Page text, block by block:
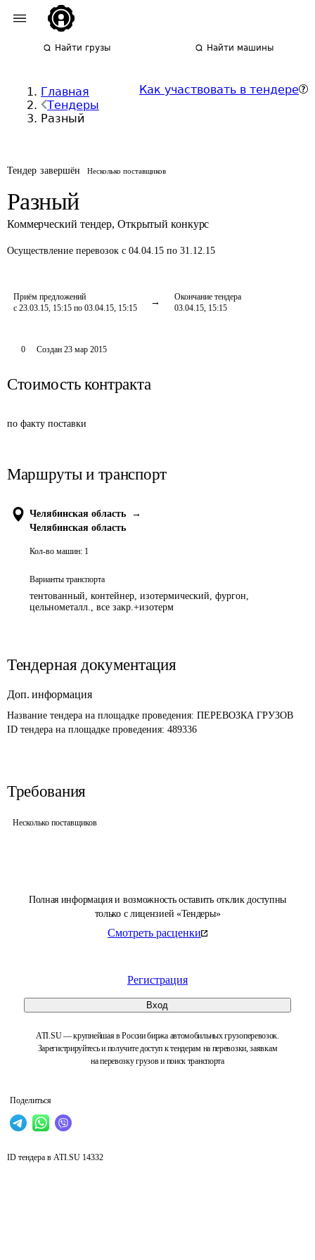
Найти грузы Найти машины
Главная
Тендеры
Разный
Как участвовать в тендере
Тендер завершён Несколько поставщиков
Разный
Коммерческий тендер, Открытый конкурс
Осуществление перевозок с 04.04.15 по 31.12.15
Приём предложений
с 23.03.15, 15:15 по 03.04.15, 15:15
Окончание тендера
03.04.15, 15:15
Полная информация и возможность оставить отклик доступны
только с лицензией «Тендеры»
Смотреть расценки
Регистрация
Вход
ATI.SU — крупнейшая в России биржа автомобильных грузоперевозок.
Зарегистрируйтесь и получите доступ к тендерам на перевозки, заявкам
на перевозку грузов и поиск транспорта
Поделиться
0 Создан 23 мар 2015
Стоимость контракта
по факту поставки
Маршруты и транспорт
Челябинская область
→
Челябинская область
Кол-во машин: 1
Варианты транспорта
тентованный, контейнер, изотермический, фургон,
цельнометалл., все закр.+изотерм
Тендерная документация
Доп. информация
Название тендера на площадке проведения: ПЕРЕВОЗКА ГРУЗОВ
ID тендера на площадке проведения: 489336
Требования
Несколько поставщиков
ID тендера в ATI.SU 14332